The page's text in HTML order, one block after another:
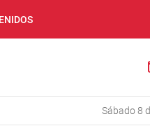
sábado 8